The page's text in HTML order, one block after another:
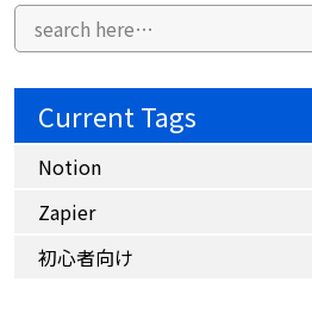
Current Tags
Notion
Zapier
初心者向け